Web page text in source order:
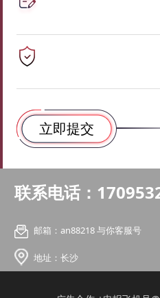
联系电话：
邮箱：an88218 与你客服号
地址：长沙